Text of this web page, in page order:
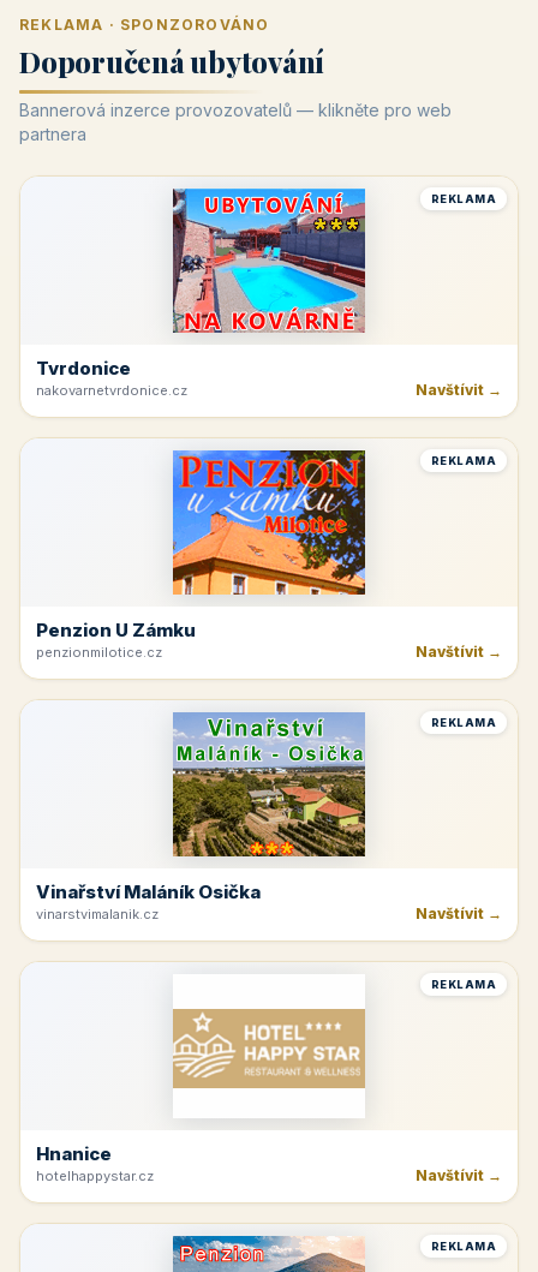
REKLAMA · SPONZOROVÁNO
Doporučená ubytování
Bannerová inzerce provozovatelů — klikněte pro web
partnera
REKLAMA
Tvrdonice
nakovarnetvrdonice.cz Navštívit →
REKLAMA
Penzion U Zámku
penzionmilotice.cz Navštívit →
REKLAMA
Vinařství Maláník Osička
vinarstvimalanik.cz Navštívit →
REKLAMA
Hnanice
hotelhappystar.cz Navštívit →
REKLAMA